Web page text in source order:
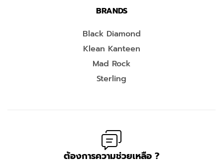
BRANDS
Black Diamond
Klean Kanteen
Mad Rock
Sterling
ต้องการความช่วยเหลือ ?